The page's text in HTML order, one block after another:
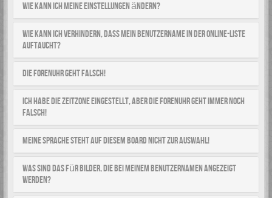
Wie kann ich meine Einstellungen ändern?
Wie kann ich verhindern, dass mein Benutzername in der Online-Liste
auftaucht?
Die Forenuhr geht falsch!
Ich habe die Zeitzone eingestellt, aber die Forenuhr geht immer noch
falsch!
Meine Sprache steht auf diesem Board nicht zur Auswahl!
Was sind das für Bilder, die bei meinem Benutzernamen angezeigt
werden?